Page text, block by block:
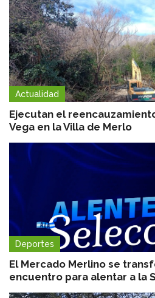
Actualidad
Ejecutan el
Vega en la Villa de Merlo
Deportes
El Mercado Merlino se
encuentro para alentar a la